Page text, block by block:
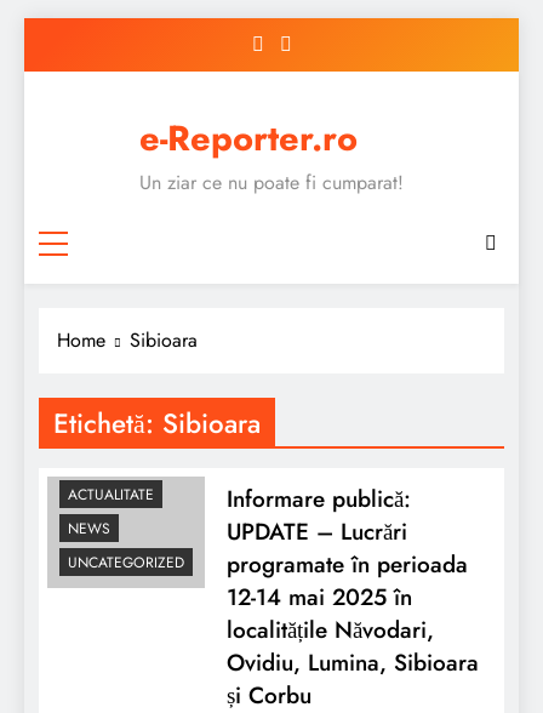
e-Reporter.ro
Un ziar ce nu poate fi cumparat!
Home Sibioara
Etichetă: Sibioara
ACTUALITATE
NEWS
UNCATEGORIZED
Informare publică:
UPDATE – Lucrări
programate în perioada
12-14 mai 2025 în
localitățile Năvodari,
Ovidiu, Lumina, Sibioara
și Corbu